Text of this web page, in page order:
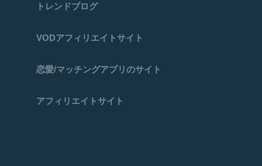
トレンドブログ
VODアフィリエイトサイト
恋愛/マッチングアプリのサイト
アフィリエイトサイト